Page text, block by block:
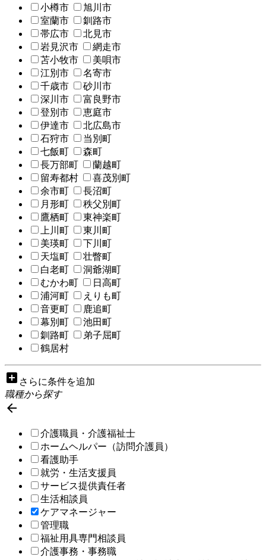
小樽市
旭川市
室蘭市
釧路市
帯広市
北見市
岩見沢市
網走市
苫小牧市
美唄市
江別市
名寄市
千歳市
砂川市
深川市
富良野市
登別市
恵庭市
伊達市
北広島市
石狩市
当別町
七飯町
森町
長万部町
蘭越町
留寿都村
喜茂別町
余市町
長沼町
月形町
秩父別町
鷹栖町
東神楽町
上川町
東川町
美瑛町
下川町
天塩町
壮瞥町
白老町
洞爺湖町
むかわ町
日高町
浦河町
えりも町
音更町
鹿追町
幕別町
池田町
釧路町
弟子屈町
鶴居村
add_box さらに条件を追加
職種から探す

介護職員・介護福祉士
ホームヘルパー（訪問介護員）
看護助手
就労・生活支援員
サービス提供責任者
生活相談員
ケアマネージャー
管理職
福祉用具専門相談員
介護事務・事務職